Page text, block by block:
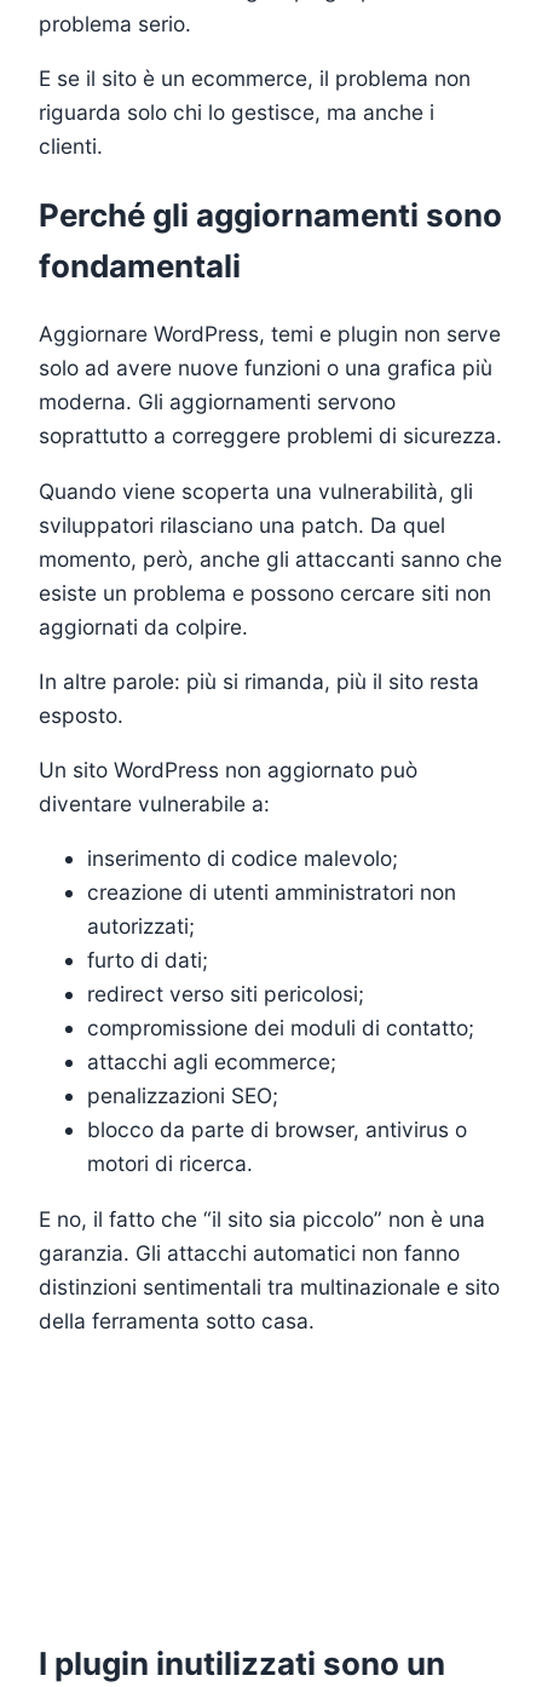
problema serio.
E se il sito è un ecommerce, il problema non
riguarda solo chi lo gestisce, ma anche i
clienti.
Perché gli aggiornamenti sono
fondamentali
Aggiornare WordPress, temi e plugin non serve
solo ad avere nuove funzioni o una grafica più
moderna. Gli aggiornamenti servono
soprattutto a correggere problemi di sicurezza.
Quando viene scoperta una vulnerabilità, gli
sviluppatori rilasciano una patch. Da quel
momento, però, anche gli attaccanti sanno che
esiste un problema e possono cercare siti non
aggiornati da colpire.
In altre parole: più si rimanda, più il sito resta
esposto.
Un sito WordPress non aggiornato può
diventare vulnerabile a:
inserimento di codice malevolo;
creazione di utenti amministratori non
autorizzati;
furto di dati;
redirect verso siti pericolosi;
compromissione dei moduli di contatto;
attacchi agli ecommerce;
penalizzazioni SEO;
blocco da parte di browser, antivirus o
motori di ricerca.
E no, il fatto che “il sito sia piccolo” non è una
garanzia. Gli attacchi automatici non fanno
distinzioni sentimentali tra multinazionale e sito
della ferramenta sotto casa.
I plugin inutilizzati sono un